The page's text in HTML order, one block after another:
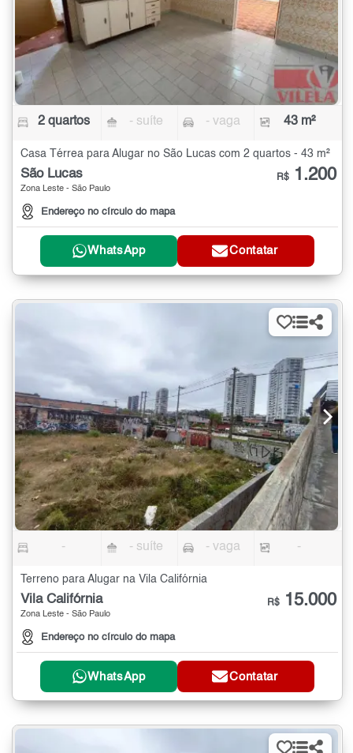
2 quartos - suíte - vaga 43 m²
Casa Térrea para Alugar no São Lucas com 2 quartos - 43 m²
São Lucas
Zona Leste - São Paulo
Endereço no círculo do mapa
R$ 1.200
WhatsApp Contatar
- - suíte - vaga -
Terreno para Alugar na Vila Califórnia
Vila Califórnia
Zona Leste - São Paulo
Endereço no círculo do mapa
R$ 15.000
WhatsApp Contatar